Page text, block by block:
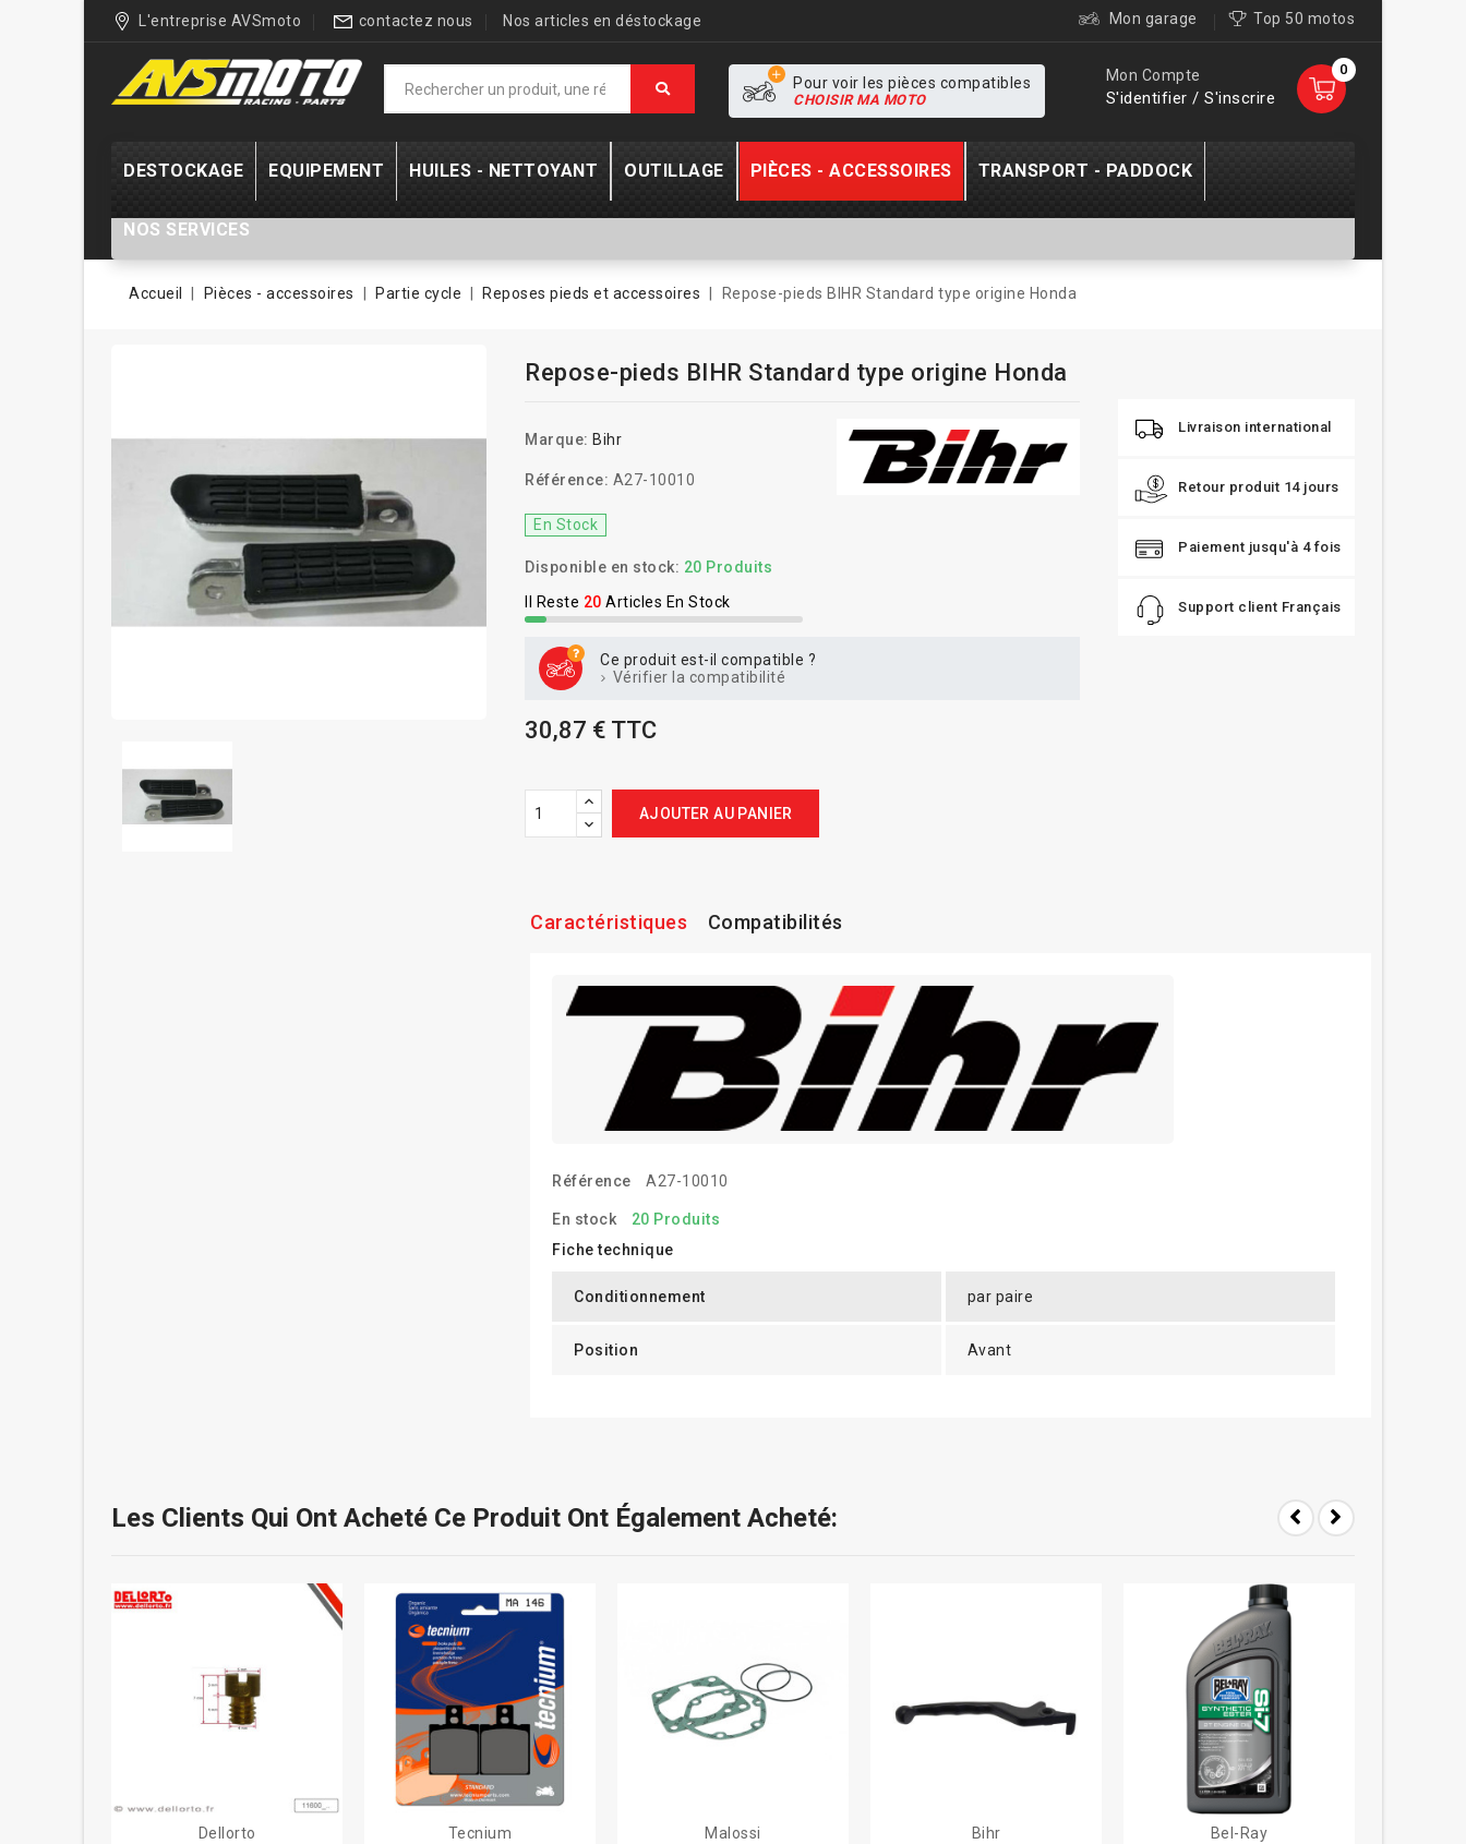
L'entreprise AVSmoto contactez nous Nos articles en déstockage Mon garage Top 50 motos
0
Mon Compte
S'identifier / S'inscrire
Pour voir les pièces compatibles
CHOISIR MA MOTO
DESTOCKAGE EQUIPEMENT HUILES - NETTOYANT OUTILLAGE PIÈCES - ACCESSOIRES TRANSPORT - PADDOCK
NOS SERVICES
Accueil Pièces - accessoires Partie cycle Reposes pieds et accessoires Repose-pieds BIHR Standard type origine Honda
Repose-pieds BIHR Standard type origine Honda
Marque: Bihr
Référence: A27-10010
En Stock
Disponible en stock: 20 Produits
Il Reste 20Articles En Stock
Ce produit est-il compatible ?
Vérifier la compatibilité
30,87 € TTC
AJOUTER AU PANIER
Livraison international
Retour produit 14 jours
Paiement jusqu'à 4 fois
Support client Français
Caractéristiques Compatibilités
Référence A27-10010
En stock
20 Produits
Fiche technique
Conditionnement par paire
Position Avant
Les Clients Qui Ont Acheté Ce Produit Ont Également Acheté:
Dellorto
Tecnium
Malossi
Bihr
Bel-Ray